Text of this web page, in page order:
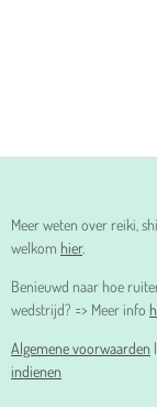
Meer weten over reiki,
welkom hier.
Benieuwd naar hoe
wedstrijd? => Meer info
Algemene voorwaarden |
indienen